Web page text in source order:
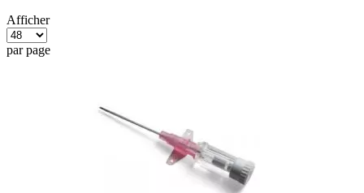
Afficher
par page